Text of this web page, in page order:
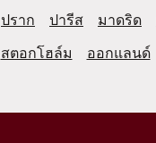
ปราก ปารีส มาดริด
สตอกโฮล์ม
ออกแลนด์